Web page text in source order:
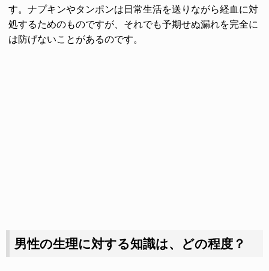
す。ナプキンやタンポンは日常生活を送りながら経血に対
処するためのものですが、それでも予期せぬ漏れを完全に
は防げないことがあるのです。
男性の生理に対する知識は、どの程度？